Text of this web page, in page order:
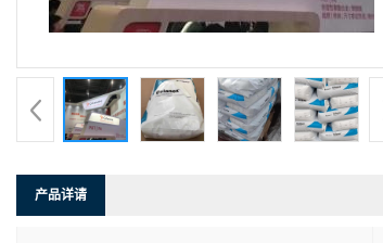
产品详请